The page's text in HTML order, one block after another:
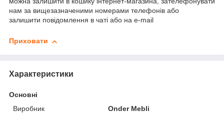
нам за вищезазначеними номерами телефонів або
залишити повідомлення в чаті або на e-mail
Приховати
Характеристики
Основні
Виробник
Onder Mebli